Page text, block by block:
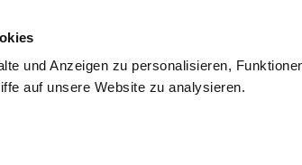
und Anzeigen zu personalisieren,
auf unsere Website zu analysieren.